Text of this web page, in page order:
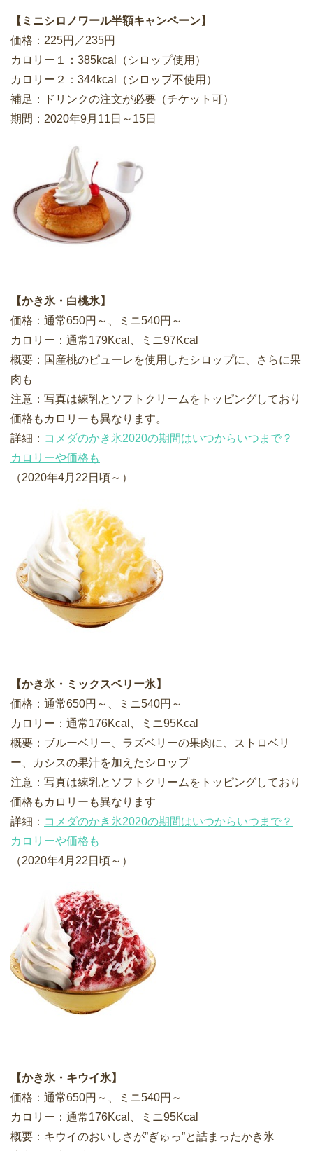
【ミニシロノワール半額キャンペーン】
価格：225円／235円
カロリー１：385kcal（シロップ使用）
カロリー２：344kcal（シロップ不使用）
補足：ドリンクの注文が必要（チケット可）
期間：2020年9月11日～15日
【かき氷・白桃氷】
価格：通常650円～、ミニ540円～
カロリー：通常179Kcal、ミニ97Kcal
概要：国産桃のピューレを使用したシロップに、さらに果
肉も
注意：写真は練乳とソフトクリームをトッピングしており
価格もカロリーも異なります。
詳細： コメダのかき氷2020の期間はいつからいつまで？
カロリーや価格も
（2020年4月22日頃～）
【かき氷・ミックスベリー氷】
価格：通常650円～、ミニ540円～
カロリー：通常176Kcal、ミニ95Kcal
概要：ブルーベリー、ラズベリーの果肉に、ストロベリ
ー、カシスの果汁を加えたシロップ
注意：写真は練乳とソフトクリームをトッピングしており
価格もカロリーも異なります
詳細： コメダのかき氷2020の期間はいつからいつまで？
カロリーや価格も
（2020年4月22日頃～）
【かき氷・キウイ氷】
価格：通常650円～、ミニ540円～
カロリー：通常176Kcal、ミニ95Kcal
概要：キウイのおいしさが”ぎゅっ”と詰まったかき氷